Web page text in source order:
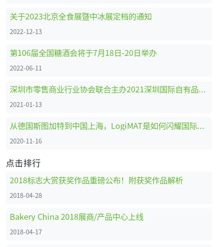
关于2023北京全食展暨中冰展定档的通知
2022-12-13
第106届全国糖酒会将于7月18日-20日举办
2022-06-11
深圳市零售商业行业协会联合主办2021深圳国际自有品牌展
2021-01-13
从德国斯图加特到中国上海，LogiMAT是如何闪耀国际舞台的
2020-11-16
点击排行
2018标志大赏获奖作品重磅公布！附获奖作品解析
2018-04-28
Bakery China 2018展商/产品中心上线
2018-04-17